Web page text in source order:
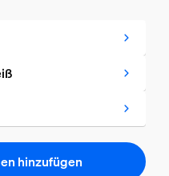
hinzufügen